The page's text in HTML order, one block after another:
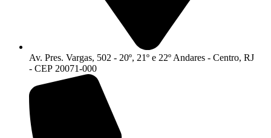
Av. Pres. Vargas, 502 - 20º, 21º e 22º Andares - Centro, RJ
- CEP 20071-000